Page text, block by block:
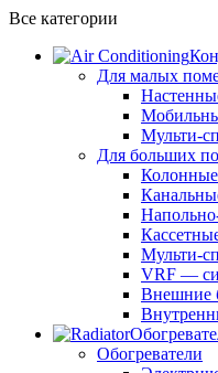
Все категории
Для малых
Мульти-
Для больших
Мульти-
VRF —
Внешние
Обогреватели